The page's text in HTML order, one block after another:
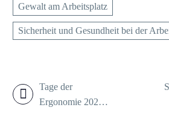
Gewalt am Arbeitsplatz
Sicherheit und Gesundheit bei der
Tage der
Ergonomie 2024: